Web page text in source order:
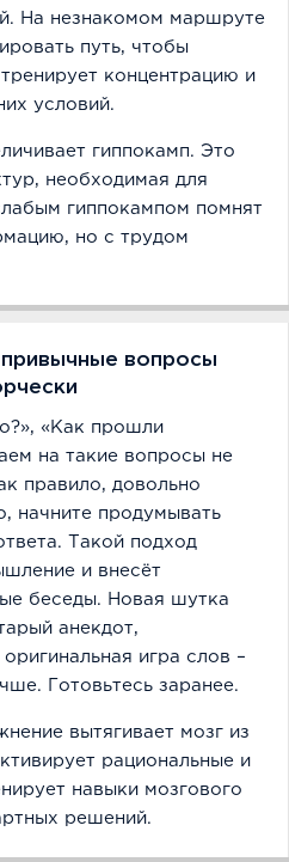
На незнакомом маршруте
путь, чтобы
концентрацию и
условий.
гиппокамп. Это
необходимая для
гиппокампом помнят
но с трудом
вопросы
«Как прошли
на такие вопросы не
правило, довольно
начните продумывать
Такой подход
и внесёт
беседы. Новая шутка
анекдот,
игра слов –
Готовьтесь заранее.
вытягивает мозг из
рациональные и
навыки мозгового
решений.